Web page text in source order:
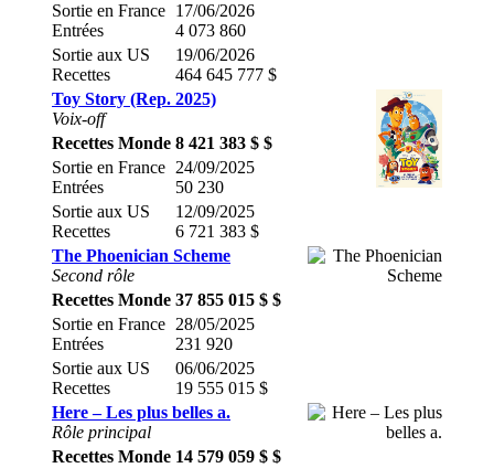
Sortie en France
Entrées
17/06/2026
4 073 860
Sortie aux US
Recettes
19/06/2026
464 645 777 $
Toy Story (Rep. 2025)
Voix-off
Recettes Monde 8 421 383 $ $
Sortie en France
Entrées
24/09/2025
50 230
Sortie aux US
Recettes
12/09/2025
6 721 383 $
The Phoenician Scheme
Second rôle
Recettes Monde 37 855 015 $ $
Sortie en France
Entrées
28/05/2025
231 920
Sortie aux US
Recettes
06/06/2025
19 555 015 $
Here – Les plus belles a.
Rôle principal
Recettes Monde 14 579 059 $ $